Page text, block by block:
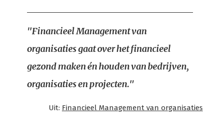
"Financieel Management van
organisaties gaat over het financieel
gezond maken én houden van bedrijven,
organisaties en projecten."
Uit: Financieel Management van organisaties